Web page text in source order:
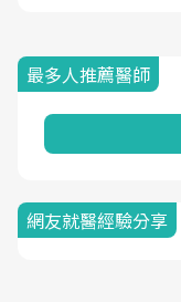
最多人推薦醫師
網友就醫經驗分享